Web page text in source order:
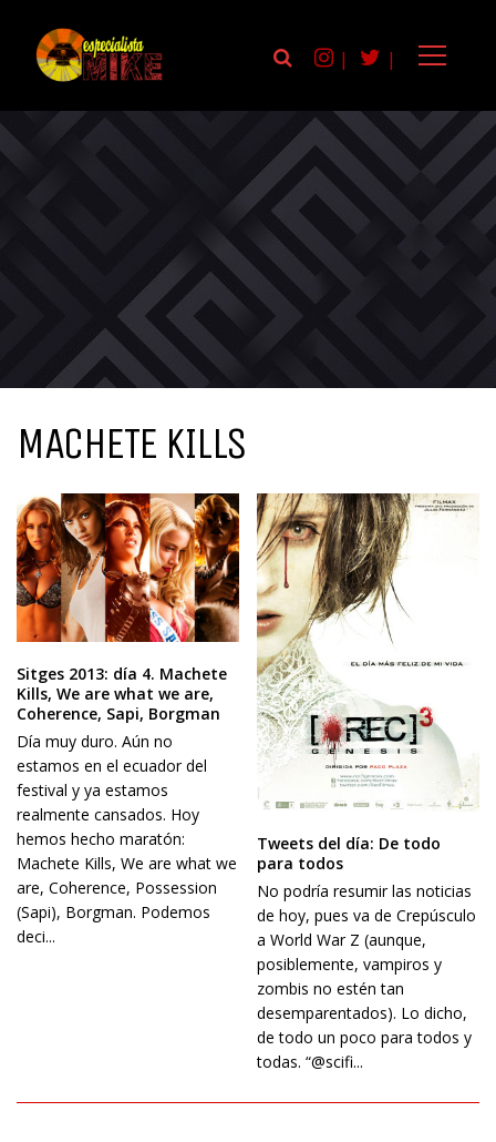
| |
MACHETE KILLS
Sitges 2013: día 4. Machete
Kills, We are what we are,
Coherence, Sapi, Borgman
Día muy duro. Aún no
estamos en el ecuador del
festival y ya estamos
realmente cansados. Hoy
hemos hecho maratón:
Machete Kills, We are what we
are, Coherence, Possession
(Sapi), Borgman. Podemos
deci...
Tweets del día: De todo
para todos
No podría resumir las noticias
de hoy, pues va de Crepúsculo
a World War Z (aunque,
posiblemente, vampiros y
zombis no estén tan
desemparentados). Lo dicho,
de todo un poco para todos y
todas. “@scifi...